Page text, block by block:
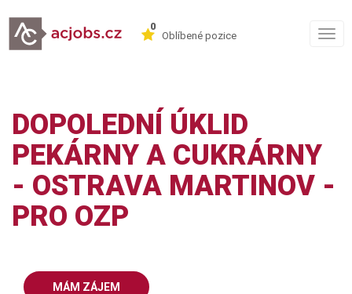
0
Oblíbené pozice
DOPOLEDNÍ ÚKLID
PEKÁRNY A CUKRÁRNY
- OSTRAVA MARTINOV -
PRO OZP
MÁM ZÁJEM